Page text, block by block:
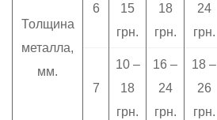
Толщина
металла,
мм.
6
15
грн.
18
грн.
24
грн.
7
10 –
18
грн.
16 –
24
грн.
18 –
26
грн.